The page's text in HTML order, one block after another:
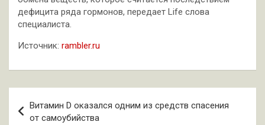
дефицита ряда гормонов, передает Life слова
специалиста.
Источник: rambler.ru
по
Витамин D оказался одним из средств спасения
от самоубийства